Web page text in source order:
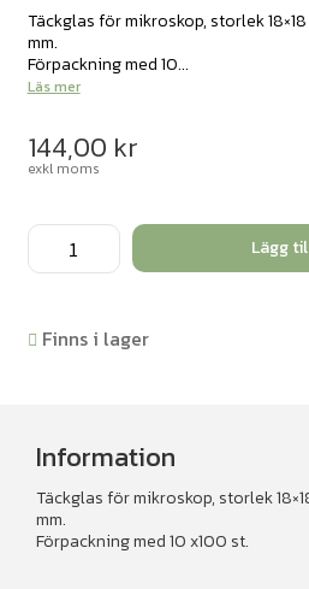
Täckglas för mikroskop, storlek
mm.
Förpackning med 10...
Läs mer
144,00 kr
exkl moms
Täckglas
1000
mängd
Lägg
Finns i lager
Information
Täckglas för mikroskop, storlek
mm.
Förpackning med 10 x100 st.